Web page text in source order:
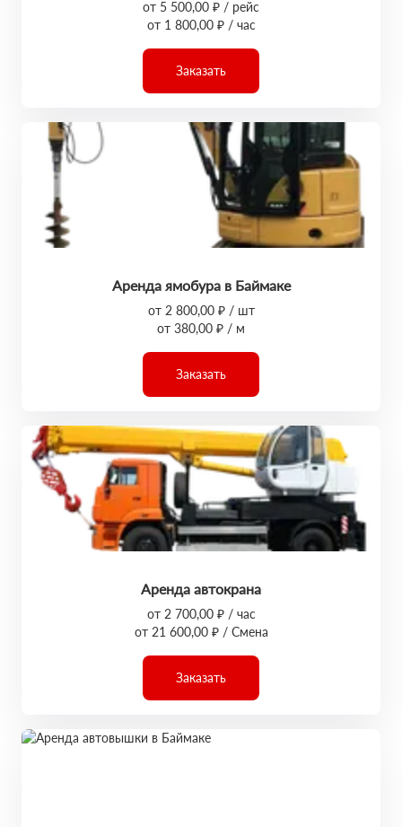
от 5 500,00 ₽ / рейс
от 1 800,00 ₽ / час
Заказать
Аренда ямобура в Баймаке
от 2 800,00 ₽ / шт
от 380,00 ₽ / м
Заказать
Аренда автокрана
от 2 700,00 ₽ / час
от 21 600,00 ₽ / Смена
Заказать